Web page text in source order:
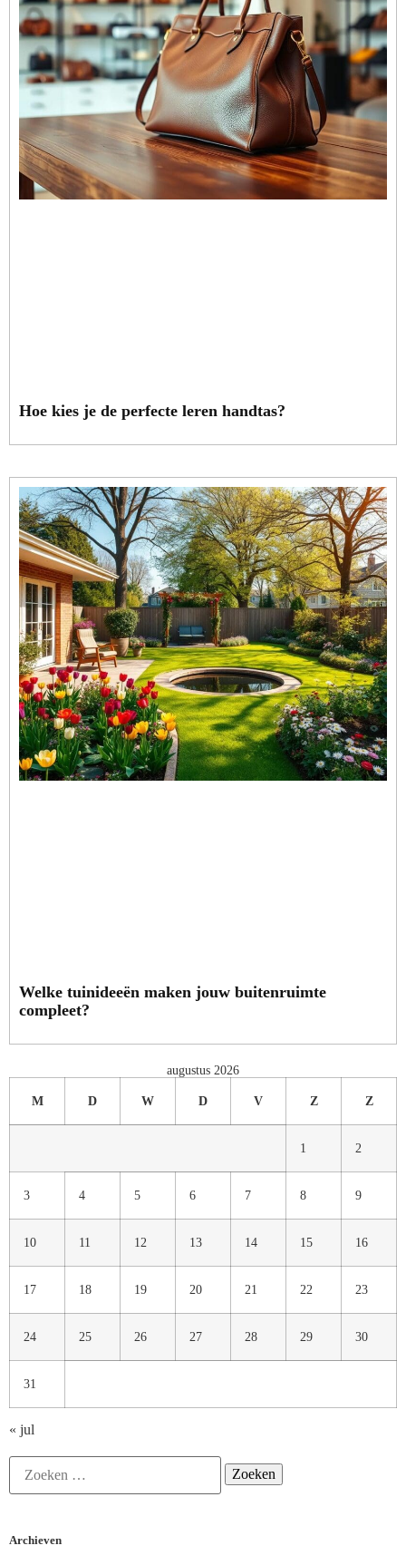
Hoe kies je de perfecte leren handtas?
Welke tuinideeën maken jouw buitenruimte
compleet?
augustus 2026
M D W D V Z Z
1 2
3 4 5 6 7 8 9
10 11 12 13 14 15 16
17 18 19 20 21 22 23
24 25 26 27 28 29 30
31
« jul
Archieven